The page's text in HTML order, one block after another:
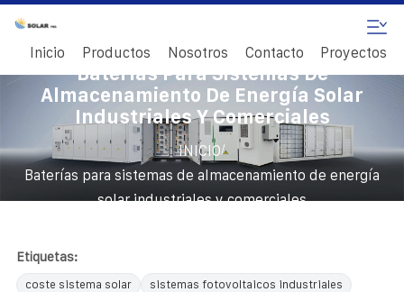
Inicio Productos Nosotros Contacto Proyectos
Baterías Para Sistemas De
Almacenamiento De Energía Solar
Industriales Y Comerciales
INICIO/
Baterías para sistemas de almacenamiento de energía
solar industriales y comerciales
Etiquetas:
coste sistema solar
sistemas fotovoltaicos industriales